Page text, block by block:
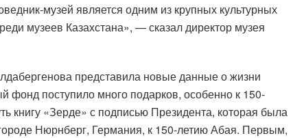
музей является одним из крупных культурных
музеев Казахстана», — сказал директор музея
представила новые данные о жизни
фонд поступило много подарков, особенно к 150-
книгу «Зерде» с подписью Президента, которая была
Нюрнберг, Германия, к 150-летию Абая. Первым,